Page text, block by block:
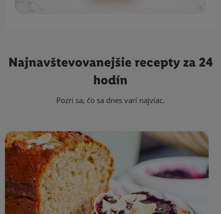
Najnavštevovanejšie recepty za 24
hodín
Pozri sa, čo sa dnes varí najviac.